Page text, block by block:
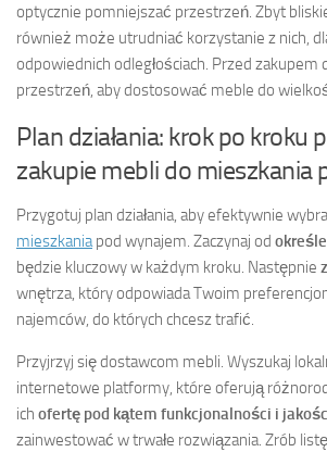
optycznie pomniejszać przestrzeń. Zbyt
również może utrudniać korzystanie z nich,
odpowiednich odległościach. Przed zakupem
przestrzeń, aby dostosować meble do
Plan działania: krok po kroku
zakupie mebli do mieszkania
Przygotuj plan działania, aby efektywnie
mieszkania pod wynajem. Zaczynaj od
będzie kluczowy w każdym kroku. Następnie
wnętrza, który odpowiada Twoim
najemców, do których chcesz trafić.
Przyjrzyj się dostawcom mebli. Wyszukaj
internetowe platformy, które oferują
ich ofertę pod kątem funkcjonalności i
zainwestować w trwałe rozwiązania. Zrób